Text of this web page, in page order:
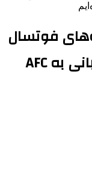
فوتسال
آسیا می‌روند/ درخواست میزبانی به AFC